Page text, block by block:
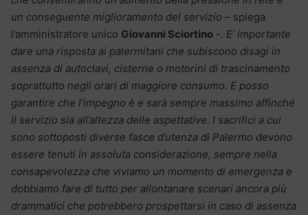
un conseguente miglioramento del servizio – spiega
l’amministratore unico Giovanni Sciortino -. E’ importante
dare una risposta ai palermitani che subiscono disagi in
assenza di autoclavi, cisterne o motorini di trascinamento
soprattutto negli orari di maggiore consumo. E posso
garantire che l’impegno è e sarà sempre massimo affinché
il servizio sia all’altezza delle aspettative. I sacrifici a cui
sono sottoposti diverse fasce d’utenza di Palermo devono
essere tenuti in assoluta considerazione, sempre nella
consapevolezza che viviamo un momento di emergenza e
dobbiamo fare di tutto per allontanare scenari ancora più
drammatici che potrebbero prospettarsi in caso di assenza